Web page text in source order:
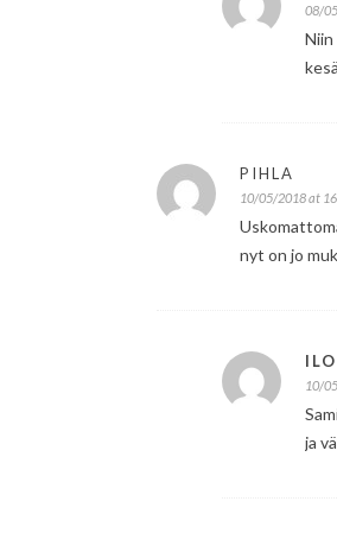
08/
PIHLA
10/05/2018 at
nyt on jo
10/
ja